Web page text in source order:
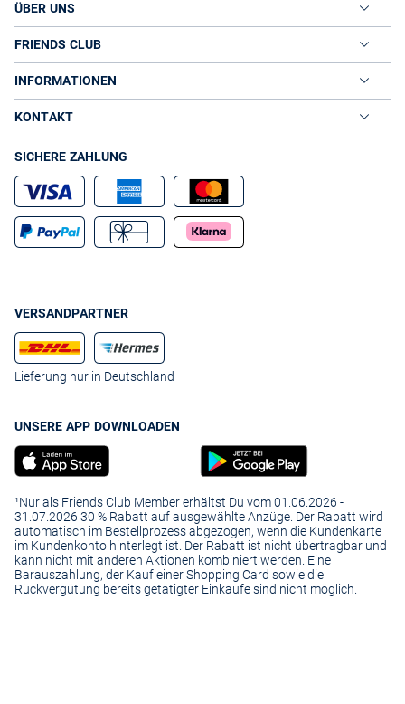
ÜBER UNS
FRIENDS CLUB
INFORMATIONEN
KONTAKT
SICHERE ZAHLUNG
VERSANDPARTNER
Lieferung nur in Deutschland
UNSERE APP DOWNLOADEN
¹Nur als Friends Club Member erhältst Du vom 01.06.2026 -
31.07.2026 30 % Rabatt auf ausgewählte Anzüge. Der Rabatt wird
automatisch im Bestellprozess abgezogen, wenn die Kundenkarte
im Kundenkonto hinterlegt ist. Der Rabatt ist nicht übertragbar und
kann nicht mit anderen Aktionen kombiniert werden. Eine
Barauszahlung, der Kauf einer Shopping Card sowie die
Rückvergütung bereits getätigter Einkäufe sind nicht möglich.